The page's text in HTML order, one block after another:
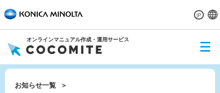
JP
オンラインマニュアル作成・運用サービス
ME
お知らせ一覧